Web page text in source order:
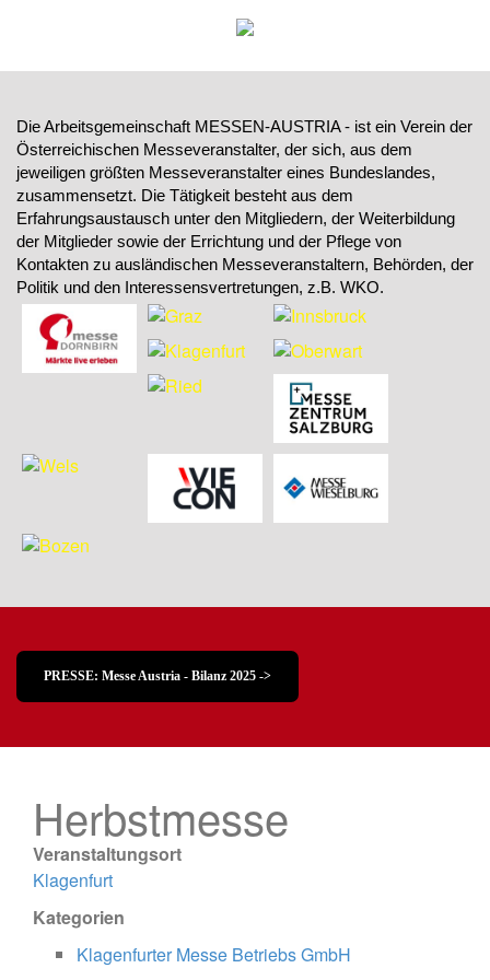
Die Arbeitsgemeinschaft MESSEN-AUSTRIA - ist ein Verein der
Österreichischen Messeveranstalter, der sich, aus dem
jeweiligen größten Messeveranstalter eines Bundeslandes,
zusammensetzt. Die Tätigkeit besteht aus dem
Erfahrungsaustausch unter den Mitgliedern, der Weiterbildung
der Mitglieder sowie der Errichtung und der Pflege von
Kontakten zu ausländischen Messeveranstaltern, Behörden, der
Politik und den Interessensvertretungen, z.B. WKO.
PRESSE: Messe Austria - Bilanz 2025 ->
Herbstmesse
Veranstaltungsort
Klagenfurt
Kategorien
Klagenfurter Messe Betriebs GmbH